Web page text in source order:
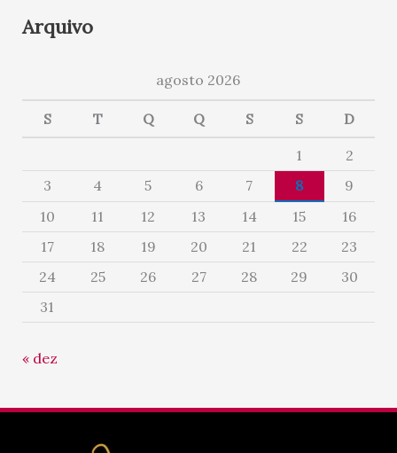
Arquivo
agosto 2026
S T Q Q S S D
1
2
3
4 5 6 7 8
9
10
11 12 13 14 15
16
17
18 19 20 21 22
23
24
25 26 27 28 29
30
31
« dez